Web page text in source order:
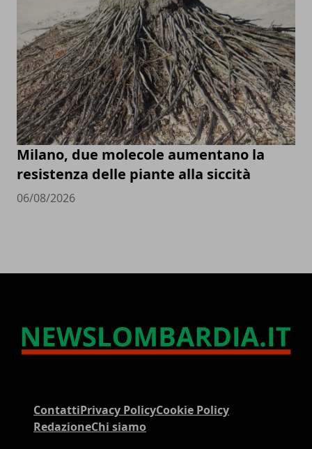
Milano, due molecole aumentano la
resistenza delle piante alla siccità
06/08/2026
ContattiPrivacy PolicyCookie Policy
RedazioneChi siamo